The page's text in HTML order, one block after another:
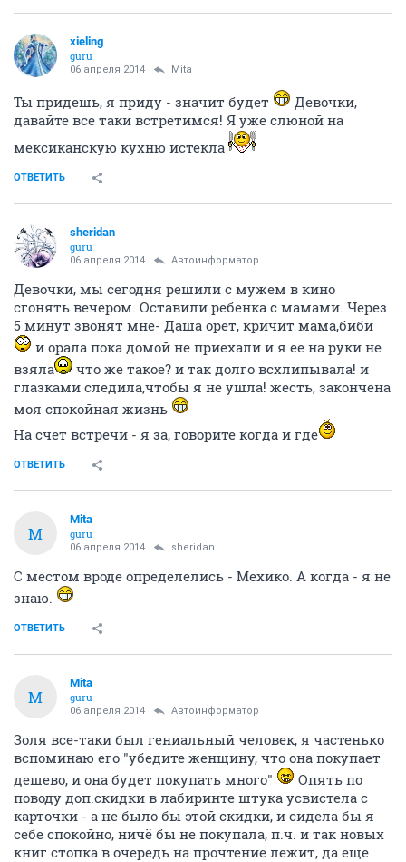
xieling
guru
06 апреля 2014 Mita
Ты придешь, я приду - значит будет
Девочки,
давайте все таки встретимся! Я уже слюной на
мексиканскую кухню истекла
ОТВЕТИТЬ
sheridan
guru
06 апреля 2014 Автоинформатор
Девочки, мы сегодня решили с мужем в кино
сгонять вечером. Оставили ребенка с мамами. Через
5 минут звонят мне- Даша орет, кричит мама,биби
и орала пока домой не приехали и я ее на руки не
взяла
что же такое? и так долго всхлипывала! и
глазками следила,чтобы я не ушла! жесть, закончена
моя спокойная жизнь
На счет встречи - я за, говорите когда и где
ОТВЕТИТЬ
M
Mita
guru
06 апреля 2014 sheridan
С местом вроде определелись - Мехико. А когда - я не
знаю.
ОТВЕТИТЬ
M
Mita
guru
06 апреля 2014 Автоинформатор
Золя все-таки был гениальный человек, я частенько
вспоминаю его "убедите женщину, что она покупает
дешево, и она будет покупать много"
Опять по
поводу доп.скидки в лабиринте штука усвистела с
карточки - а не было бы этой скидки, и сидела бы я
себе спокойно, ничё бы не покупала, п.ч. и так новых
книг стопка в очередь на прочтение лежит, да еще